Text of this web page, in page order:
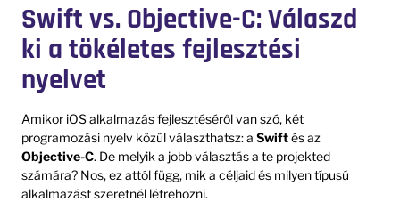
Swift vs. Objective-C: Válaszd
ki a tökéletes fejlesztési
nyelvet
Amikor iOS alkalmazás fejlesztéséről van szó, két
programozási nyelv közül választhatsz: a Swiftés az
Objective-C. De melyik a jobb választás a te projekted
számára? Nos, ez attól függ, mik a céljaid és milyen típusú
alkalmazást szeretnél létrehozni.